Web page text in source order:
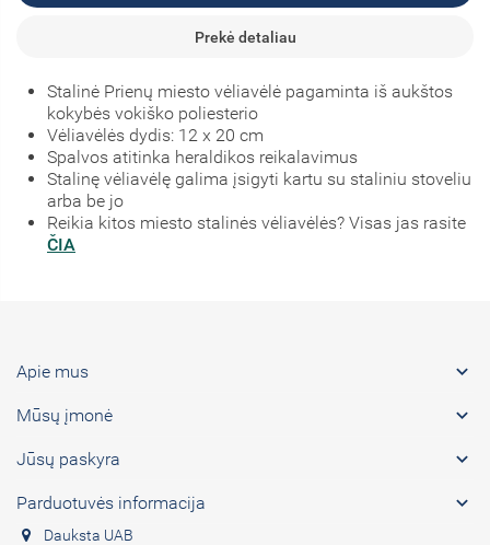
Prekė detaliau
Stalinė Prienų miesto vėliavėlė pagaminta iš aukštos
kokybės vokiško poliesterio
Vėliavėlės dydis: 12 x 20 cm
Spalvos atitinka heraldikos reikalavimus
Stalinę vėliavėlę galima įsigyti kartu su staliniu stoveliu
arba be jo
Reikia kitos miesto stalinės vėliavėlės? Visas jas rasite
ČIA
Apie mus 
Mūsų įmonė 
Jūsų paskyra 
Parduotuvės informacija 
Dauksta UAB